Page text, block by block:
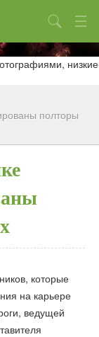
Поиск
низкие
полторы
которые
на карьере
ведущей